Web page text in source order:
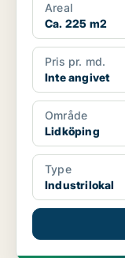
Areal
Ca. 225 m2
Pris pr. md.
Inte angivet
Område
Lidköping
Type
Industrilokal